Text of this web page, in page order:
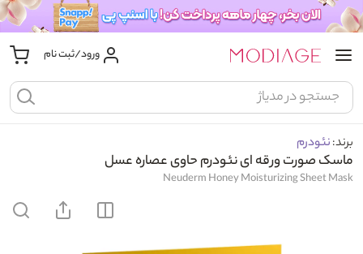
ورود/ثبت نام
برند:نئودرم
ماسک صورت ورقه ای نئودرم حاوی عصاره عسل
Neuderm Honey Moisturizing Sheet Mask